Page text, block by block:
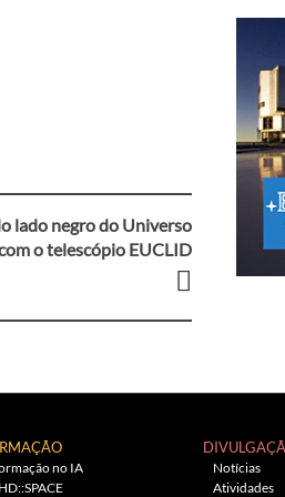
lado negro do Universo
o telescópio EUCLID
no IA
Notícias
Atividades